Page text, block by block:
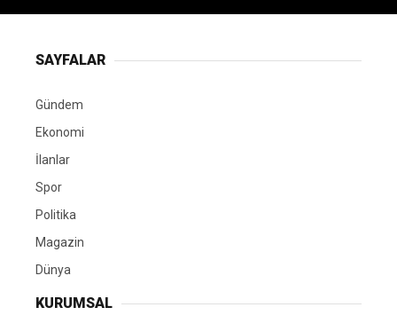
SAYFALAR
Gündem
Ekonomi
İlanlar
Spor
Politika
Magazin
Dünya
KURUMSAL